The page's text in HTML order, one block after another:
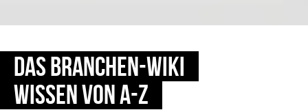
DAS BRANCHEN-WIKI
WISSEN VON A-Z